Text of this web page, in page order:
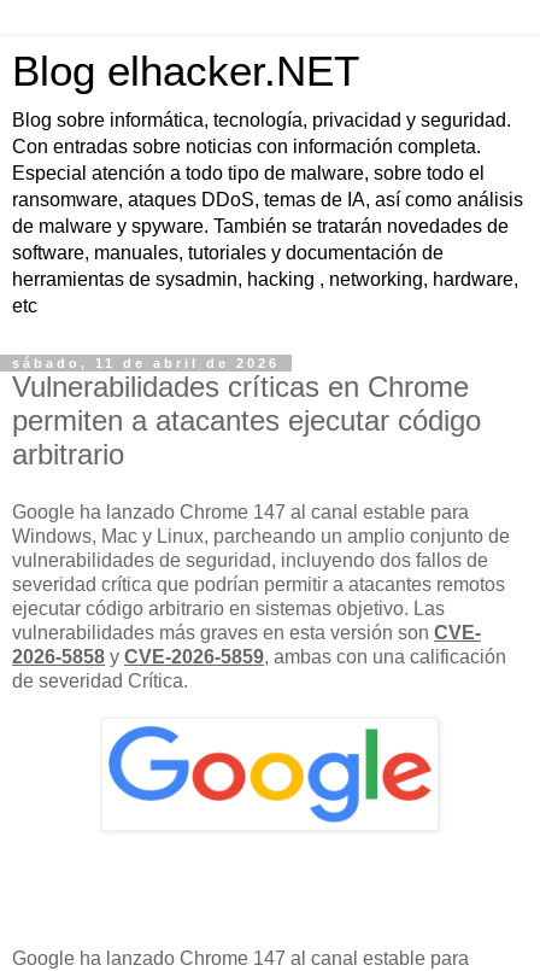
Blog elhacker.NET
Blog sobre informática, tecnología, privacidad y seguridad.
Con entradas sobre noticias con información completa.
Especial atención a todo tipo de malware, sobre todo el
ransomware, ataques DDoS, temas de IA, así como análisis
de malware y spyware. También se tratarán novedades de
software, manuales, tutoriales y documentación de
herramientas de sysadmin, hacking , networking, hardware,
etc
sábado, 11 de abril de 2026
Vulnerabilidades críticas en Chrome
permiten a atacantes ejecutar código
arbitrario
Google ha lanzado Chrome 147 al canal estable para
Windows, Mac y Linux, parcheando un amplio conjunto de
vulnerabilidades de seguridad, incluyendo dos fallos de
severidad crítica que podrían permitir a atacantes remotos
ejecutar código arbitrario en sistemas objetivo. Las
vulnerabilidades más graves en esta versión son CVE-
2026-5858 y CVE-2026-5859, ambas con una calificación
de severidad Crítica.
Google ha lanzado Chrome 147 al canal estable para